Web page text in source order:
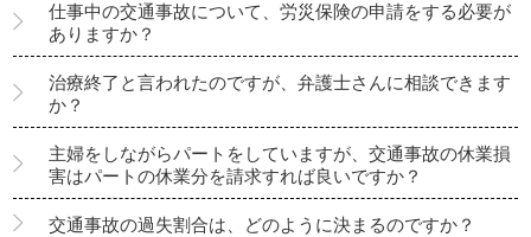
仕事中の交通事故について、労災保険の申請をする必要が
ありますか？
治療終了と言われたのですが、弁護士さんに相談できます
か？
主婦をしながらパートをしていますが、交通事故の休業損
害はパートの休業分を請求すれば良いですか？
交通事故の過失割合は、どのように決まるのですか？